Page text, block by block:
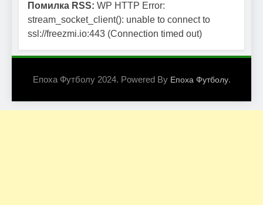
Помилка RSS: WP HTTP Error:
stream_socket_client(): unable to connect to
ssl://freezmi.io:443 (Connection timed out)
Епоха Футболу 2024. Powered By Епоха Футболу.